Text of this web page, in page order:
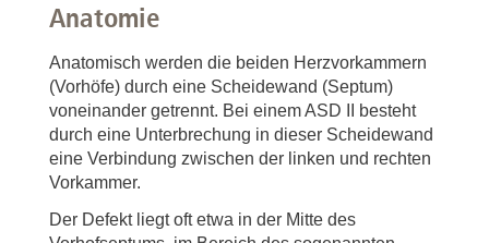
Anatomie
Anatomisch werden die beiden Herzvorkammern
(Vorhöfe) durch eine Scheidewand (Septum)
voneinander getrennt. Bei einem ASD II besteht
durch eine Unterbrechung in dieser Scheidewand
eine Verbindung zwischen der linken und rechten
Vorkammer.
Der Defekt liegt oft etwa in der Mitte des